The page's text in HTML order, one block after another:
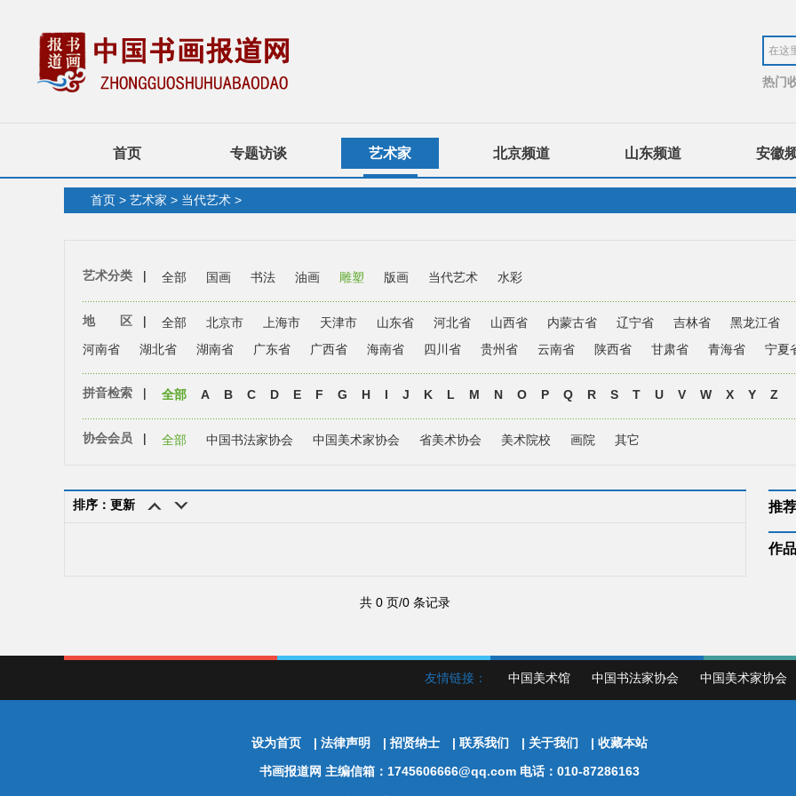
热门
首页 专题访谈 艺术家 北京频道 山东频道 安徽
首页 > 艺术家 > 当代艺术 >
艺术分类 | 全部 国画 书法 油画 雕塑 版画 当代艺术 水彩
地 区 | 全部 北京市 上海市 天津市 山东省 河北省 山西省 内蒙古省 辽宁省 吉林省 黑龙江省
河南省
湖北省 湖南省 广东省 广西省 海南省 四川省 贵州省 云南省 陕西省 甘肃省 青海省 宁夏
拼音检索 | 全部 A B C D E F G H I J K L M N O P Q R S T U V W X Y Z
协会会员 | 全部 中国书法家协会 中国美术家协会 省美术协会 美术院校 画院 其它
排序：更新
共 0 页/0 条记录
推
作
友情链接： 中国美术馆 中国书法家协会 中国美术家协会
设为首页 | 法律声明 | 招贤纳士 | 联系我们 | 关于我们 | 收藏本站
书画报道网 主编信箱：1745606666@qq.com 电话：010-87286163